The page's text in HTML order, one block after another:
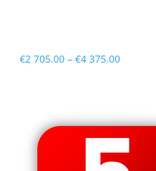
€2 705.00 – €4 375.00Price
€4
375.00